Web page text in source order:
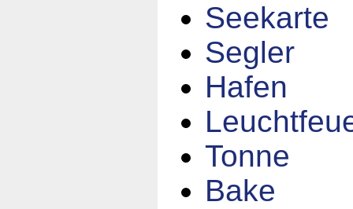
Seekarte
Segler
Hafen
Tonne
Bake